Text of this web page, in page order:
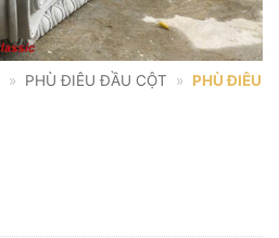
» PHÙ ĐIÊU ĐẦU CỘT » PHÙ ĐIÊU